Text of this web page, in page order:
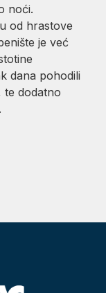
noći.
od hrastove
je već
dana pohodili
te dodatno